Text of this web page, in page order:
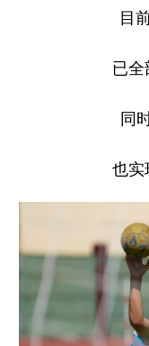
目
已
同
也实